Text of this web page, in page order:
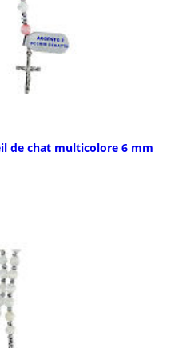
de chat multicolore 6 mm